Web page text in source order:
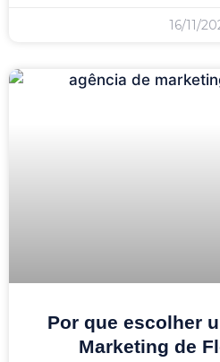
16/11/
Por que escolher
Marketing de